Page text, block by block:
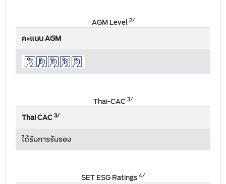
AGM Level2/
คะแนน AGM
Thai-CAC 3/
Thai CAC3/
ได้รับการรับรอง
SET ESG Ratings4/